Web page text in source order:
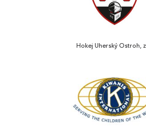
Hokej Uherský Ostroh,